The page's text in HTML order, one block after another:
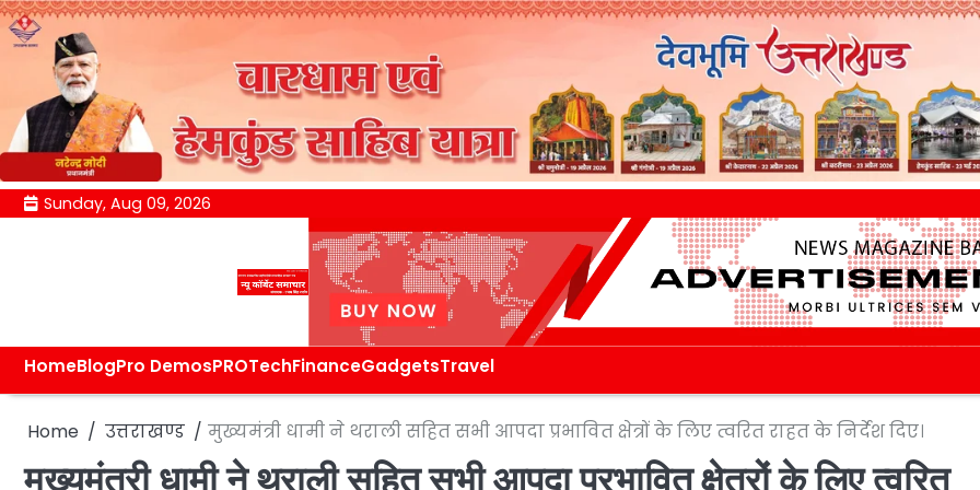
Skip Sunday, Aug 09, 2026
HomeBlogPro DemosPROTechFinanceGadgetsTravel
Home उत्तराखण्ड मुख्यमंत्री धामी ने थराली सहित सभी आपदा प्रभावित क्षेत्रों के लिए त्वरित राहत के निर्देश दिए।
मुख्यमंत्री धामी ने थराली सहित सभी आपदा प्रभावित क्षेत्रों के लिए त्वरित